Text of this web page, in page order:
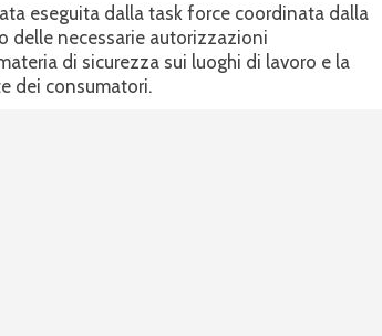
eseguita dalla task force coordinata dalla
delle necessarie autorizzazioni
di sicurezza sui luoghi di lavoro e la
dei consumatori.